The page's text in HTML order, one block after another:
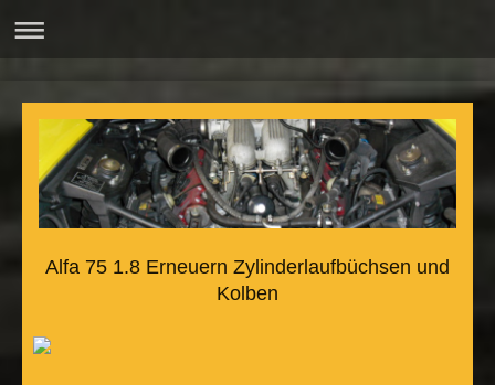
Alfa 75 1.8 Erneuern Zylinderlaufbüchsen und
Kolben